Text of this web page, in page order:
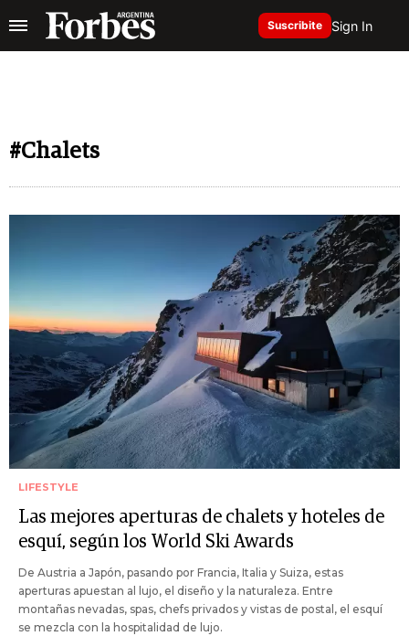
Suscribite Sign In
#Chalets
LIFESTYLE
Las mejores aperturas de chalets y hoteles de
esquí, según los World Ski Awards
De Austria a Japón, pasando por Francia, Italia y Suiza, estas
aperturas apuestan al lujo, el diseño y la naturaleza. Entre
montañas nevadas, spas, chefs privados y vistas de postal, el esquí
se mezcla con la hospitalidad de lujo.